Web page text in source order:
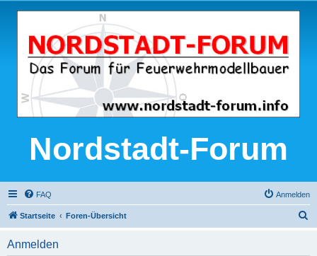
Nordstadt-Forum
FAQ Anmelden
Startseite Foren-Übersicht
Anmelden